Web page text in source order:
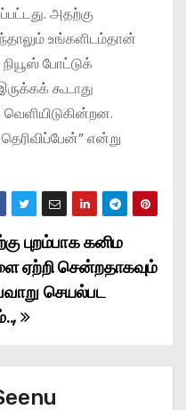
அதற்கு
உங்களிடம்தான்
போட்டுக்
கூடாது
என்று
புறம்பாக கனிம
ஏற்றி சென்றதாகவும்
செயல்பட